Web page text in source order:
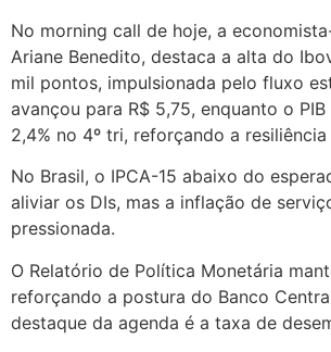
No morning call de hoje, a
Ariane Benedito, destaca a alta do
mil pontos, impulsionada pelo fluxo
avançou para R$ 5,75, enquanto o
2,4% no 4º tri, reforçando a
No Brasil, o IPCA-15 abaixo do
aliviar os DIs, mas a inflação de
pressionada.
O Relatório de Política Monetária
reforçando a postura do Banco
destaque da agenda é a taxa de